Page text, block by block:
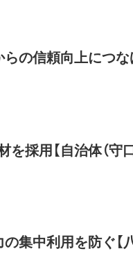
らの信頼向上につな
採用【自治体（守
集中利用を防ぐ【